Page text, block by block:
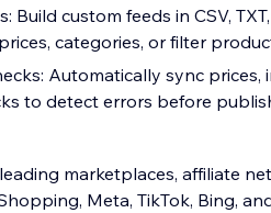
Build custom feeds in CSV,
categories, or filter
Automatically sync
to detect errors before
marketplaces, affiliate
Meta, TikTok, Bing,